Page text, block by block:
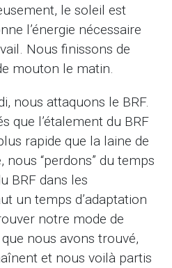
le soleil est
l’énergie nécessaire
Nous finissons de
mouton le matin.
nous attaquons le BRF.
que l’étalement du BRF
rapide que la laine de
“perdons” du temps
BRF dans les
un temps d’adaptation
notre mode de
nous avons trouvé,
et nous voilà partis